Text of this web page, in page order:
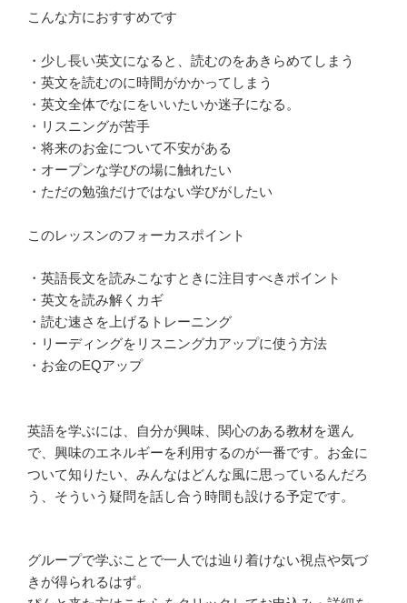
こんな方におすすめです
・少し長い英文になると、読むのをあきらめてしまう
・英文を読むのに時間がかかってしまう
・英文全体でなにをいいたいか迷子になる。
・リスニングが苦手
・将来のお金について不安がある
・オープンな学びの場に触れたい
・ただの勉強だけではない学びがしたい
このレッスンのフォーカスポイント
・英語長文を読みこなすときに注目すべきポイント
・英文を読み解くカギ
・読む速さを上げるトレーニング
・リーディングをリスニング力アップに使う方法
・お金のEQアップ
英語を学ぶには、自分が興味、関心のある教材を選ん
で、興味のエネルギーを利用するのが一番です。お金に
ついて知りたい、みんなはどんな風に思っているんだろ
う、そういう疑問を話し合う時間も設ける予定です。
グループで学ぶことで一人では辿り着けない視点や気づ
きが得られるはず。